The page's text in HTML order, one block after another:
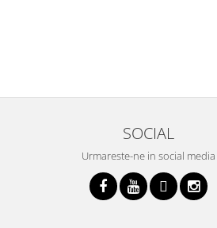
SOCIAL
Urmareste-ne in social media